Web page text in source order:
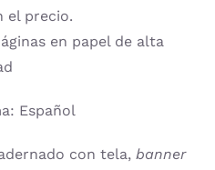
el precio.
en papel de alta
Español
con tela,banner